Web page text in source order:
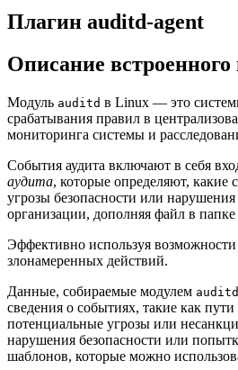
Плагин auditd-agent
Описание
Модуль auditd в Linux — это
срабатывания правил в
мониторинга системы и
События аудита включают в себя
аудита, которые определяют, какие
угрозы безопасности или
организации, дополняя файл в папке
Эффективно используя
злонамеренных действий.
Данные, собираемые модулем auditd
сведения о событиях, такие как
потенциальные угрозы или
нарушения безопасности или
шаблонов, которые можно